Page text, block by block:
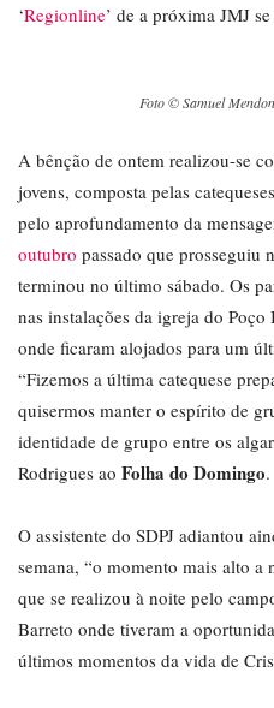
‘Regionline’ de a próxima JMJ
Foto © Samuel
A bênção de ontem realizou-se
jovens, composta pelas
pelo aprofundamento da
outubro passado que prosseguiu
terminou no último sábado. Os
nas instalações da igreja do
onde ficaram alojados para um
“Fizemos a última catequese
quisermos manter o espírito de
identidade de grupo entre os
Rodrigues ao Folha do Domingo.
O assistente do SDPJ adiantou
semana, “o momento mais alto
que se realizou à noite pelo
Barreto onde tiveram a
últimos momentos da vida de